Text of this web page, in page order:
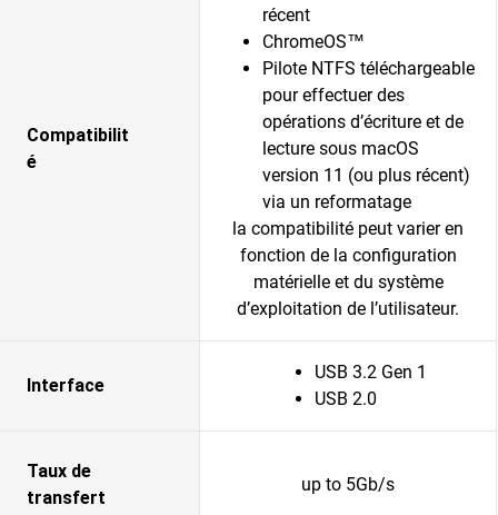
Compatibilit
é
récent
ChromeOS™
Pilote NTFS téléchargeable
pour effectuer des
opérations d’écriture et de
lecture sous macOS
version 11 (ou plus récent)
via un reformatage
la compatibilité peut varier en
fonction de la configuration
matérielle et du système
d’exploitation de l’utilisateur.
Interface
USB 3.2 Gen 1
USB 2.0
Taux de
transfert
up to 5Gb/s